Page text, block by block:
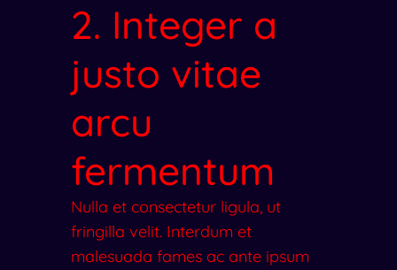
2. Integer a
justo vitae
arcu
fermentum
Nulla et consectetur ligula, ut
fringilla velit. Interdum et
malesuada fames ac ante ipsum